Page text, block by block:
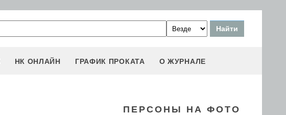
НК ОНЛАЙН ГРАФИК ПРОКАТА О ЖУРНАЛЕ
ПЕРСОНЫ НА ФОТО